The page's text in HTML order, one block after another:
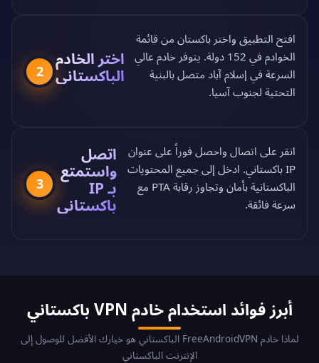
2
اختر الخادم
الباكستاني
افتح التطبيق واختر باكستان من قائمة
الخوادم في 152 دولة
. يتوفر خادم عالي
السرعة في إسلام آباد متصل بالبنية
التحتية لجنوب آسيا.
3
اتصل
واستمتع
بـ IP
باكستاني
انقر على اتصال واحصل فوراً على عنوان
IP باكستاني. ادخل إلى جميع المحتويات
الباكستانية بأمان وتجاوز رقابة PTA مع
سرعة فائقة.
أبرز فوائد استخدام خادم VPN باكستاني
لماذا خادم FreeAndroidVPN الباكستاني هو خيارك الأفضل للوصول إلى
الإنترنت الباكستاني